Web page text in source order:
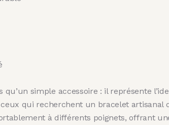
simple accessoire : il représente
qui recherchent un bracelet artisanal
à différents poignets, offrant